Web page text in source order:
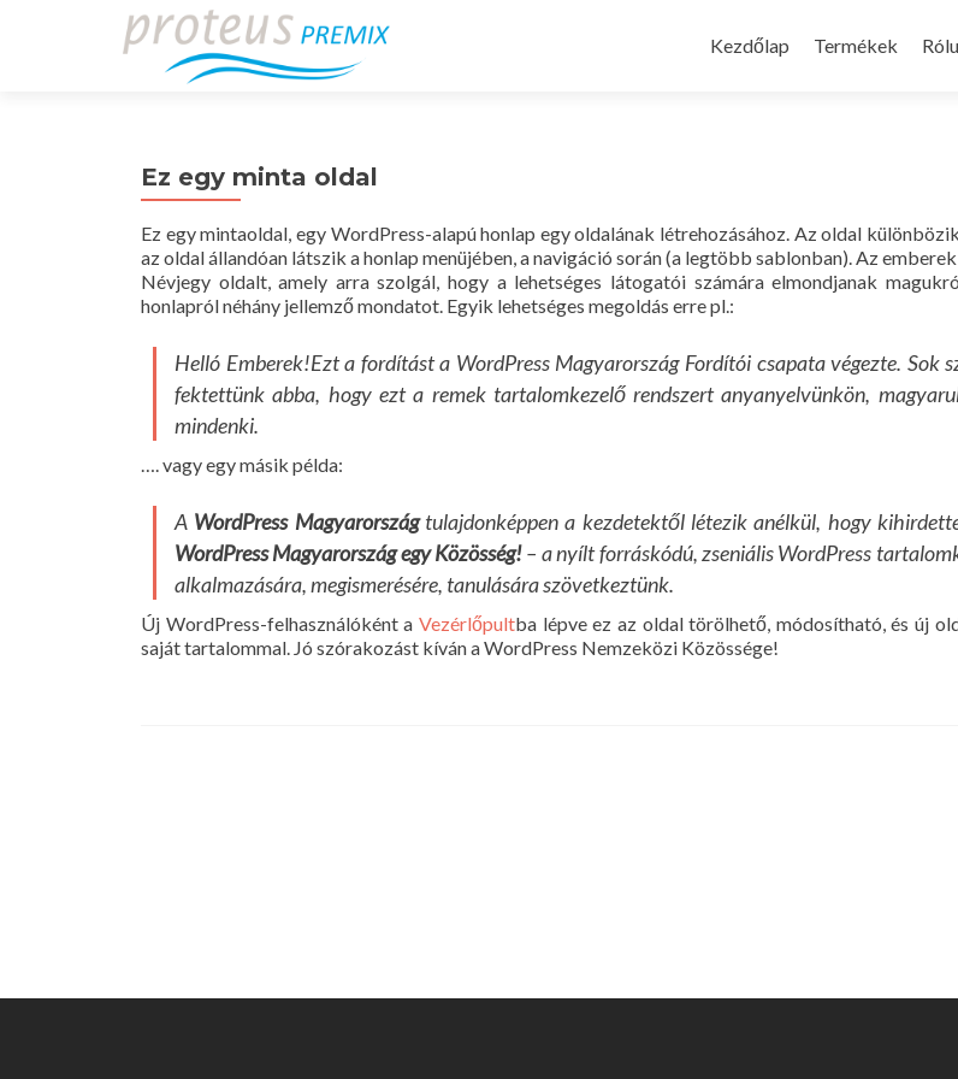
to
Kezdőlap Termékek
Ez egy minta oldal
Ez egy mintaoldal, egy WordPress-alapú honlap egy oldalának létrehozásához. Az oldal
az oldal állandóan látszik a honlap menüjében, a navigáció során (a legtöbb sablonban). Az
Névjegy oldalt, amely arra szolgál, hogy a lehetséges látogatói számára elmondjanak
honlapról néhány jellemző mondatot. Egyik lehetséges megoldás erre pl.:
Helló Emberek!Ezt a fordítást a WordPress Magyarország Fordítói csapata végezte. Sok
fektettünk abba, hogy ezt a remek tartalomkezelő rendszert anyanyelvünkön,
mindenki.
…. vagy egy másik példa:
A WordPress Magyarországtulajdonképpen a kezdetektől létezik anélkül, hogy
WordPress Magyarország egy Közösség!– a nyílt forráskódú, zseniális WordPress
alkalmazására, megismerésére, tanulására szövetkeztünk.
Új WordPress-felhasználóként a Vezérlőpultba lépve ez az oldal törölhető, módosítható, és új
saját tartalommal. Jó szórakozást kíván a WordPress Nemzeközi Közössége!